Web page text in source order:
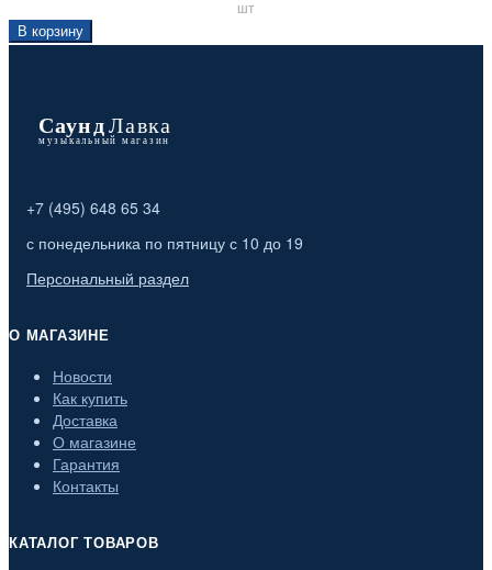
шт
В корзину
+7 (495) 648 65 34
с понедельника по пятницу с 10 до 19
Персональный раздел
О МАГАЗИНЕ
Новости
Как купить
Доставка
О магазине
Гарантия
Контакты
КАТАЛОГ ТОВАРОВ